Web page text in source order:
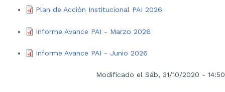
Plan de Acción Institucional PAI 2026
Informe Avance PAI - Marzo 2026
Informe Avance PAI - Junio 2026
Modificado el Sáb, 31/10/2020 - 14:50